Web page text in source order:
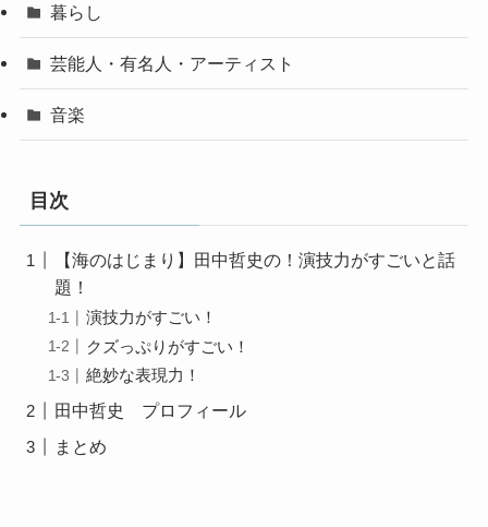
暮らし
芸能人・有名人・アーティスト
音楽
目次
【海のはじまり】田中哲史の！演技力がすごいと話
題！
演技力がすごい！
クズっぷりがすごい！
絶妙な表現力！
田中哲史 プロフィール
まとめ